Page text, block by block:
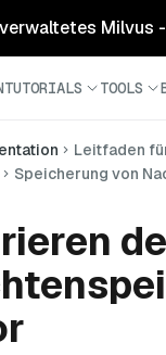
Milvus -
TUTORIALS TOOLS
Leitfaden
Speicherung von